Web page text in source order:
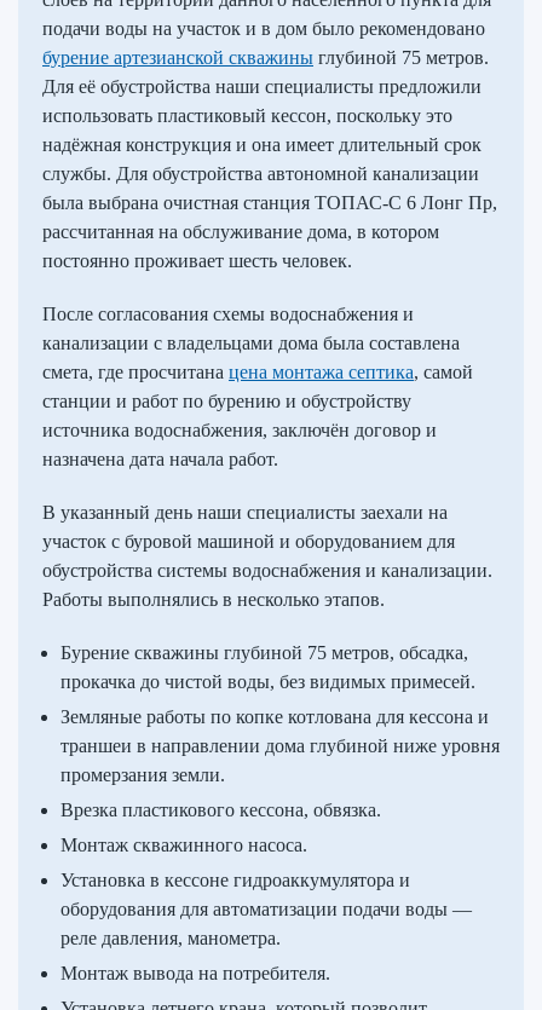
подачи воды на участок и в дом было рекомендовано
бурение артезианской скважины глубиной 75 метров.
Для её обустройства наши специалисты предложили
использовать пластиковый кессон, поскольку это
надёжная конструкция и она имеет длительный срок
службы. Для обустройства автономной канализации
была выбрана очистная станция ТОПАС-С 6 Лонг Пр,
рассчитанная на обслуживание дома, в котором
постоянно проживает шесть человек.
После согласования схемы водоснабжения и
канализации с владельцами дома была составлена
смета, где просчитана цена монтажа септика, самой
станции и работ по бурению и обустройству
источника водоснабжения, заключён договор и
назначена дата начала работ.
В указанный день наши специалисты заехали на
участок с буровой машиной и оборудованием для
обустройства системы водоснабжения и канализации.
Работы выполнялись в несколько этапов.
Бурение скважины глубиной 75 метров, обсадка,
прокачка до чистой воды, без видимых примесей.
Земляные работы по копке котлована для кессона и
траншеи в направлении дома глубиной ниже уровня
промерзания земли.
Врезка пластикового кессона, обвязка.
Монтаж скважинного насоса.
Установка в кессоне гидроаккумулятора и
оборудования для автоматизации подачи воды —
реле давления, манометра.
Монтаж вывода на потребителя.